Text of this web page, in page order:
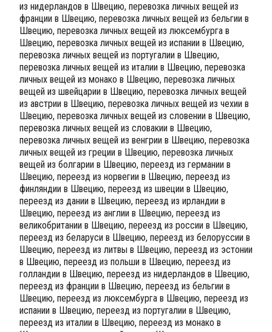
из нидерландов в Швецию, перевозка личных вещей из
франции в Швецию, перевозка личных вещей из бельгии в
Швецию, перевозка личных вещей из люксембурга в
Швецию, перевозка личных вещей из испании в Швецию,
перевозка личных вещей из португалии в Швецию,
перевозка личных вещей из италии в Швецию, перевозка
личных вещей из монако в Швецию, перевозка личных
вещей из швейцарии в Швецию, перевозка личных вещей
из австрии в Швецию, перевозка личных вещей из чехии в
Швецию, перевозка личных вещей из словении в Швецию,
перевозка личных вещей из словакии в Швецию,
перевозка личных вещей из венгрии в Швецию, перевозка
личных вещей из греции в Швецию, перевозка личных
вещей из болгарии в Швецию, переезд из германии в
Швецию, переезд из норвегии в Швецию, переезд из
финляндии в Швецию, переезд из швеции в Швецию,
переезд из дании в Швецию, переезд из ирландии в
Швецию, переезд из англии в Швецию, переезд из
великобритании в Швецию, переезд из россии в Швецию,
переезд из беларуси в Швецию, переезд из белоруссии в
Швецию, переезд из литвы в Швецию, переезд из эстонии
в Швецию, переезд из польши в Швецию, переезд из
голландии в Швецию, переезд из нидерландов в Швецию,
переезд из франции в Швецию, переезд из бельгии в
Швецию, переезд из люксембурга в Швецию, переезд из
испании в Швецию, переезд из португалии в Швецию,
переезд из италии в Швецию, переезд из монако в